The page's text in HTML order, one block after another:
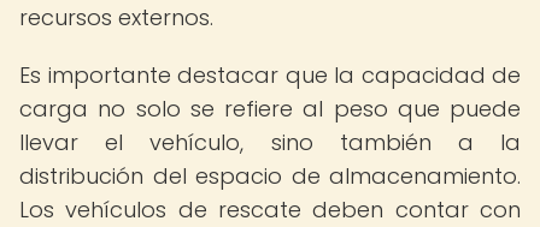
recursos externos.
Es importante destacar que la capacidad de
carga no solo se refiere al peso que puede
llevar el vehículo, sino también a la
distribución del espacio de almacenamiento.
Los vehículos de rescate deben contar con